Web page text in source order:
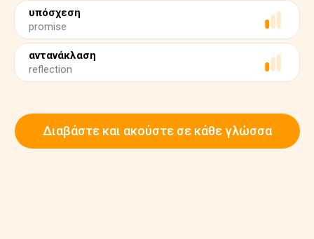
υπόσχεση
promise
αντανάκλαση
reflection
Διαβάστε και ακούστε σε κάθε γλώσσα